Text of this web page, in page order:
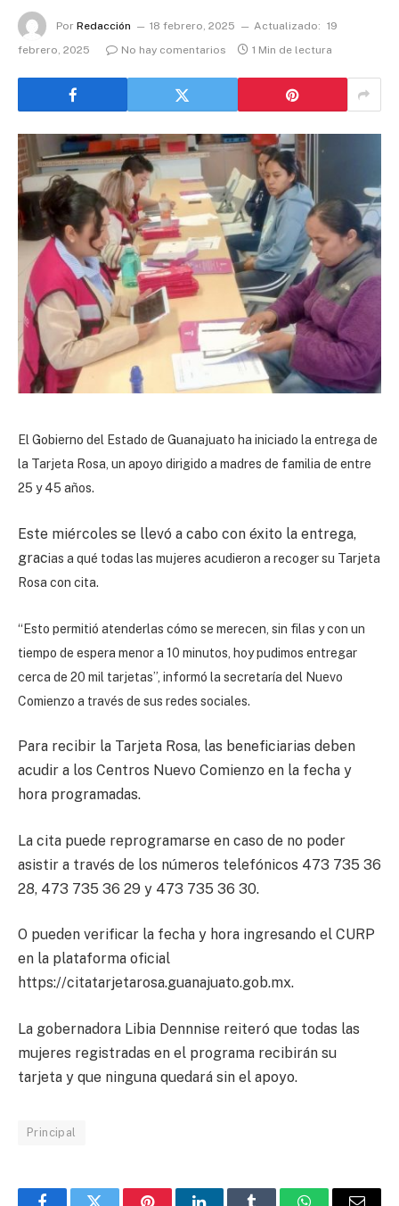
Por Redacción 18 febrero, 2025 Actualizado: 19
febrero, 2025
No hay comentarios 1 Min de lectura
El Gobierno del Estado de Guanajuato ha iniciado la entrega de
la Tarjeta Rosa, un apoyo dirigido a madres de familia de entre
25 y 45 años.
Este miércoles se llevó a cabo con éxito la entrega,
gracias a qué todas las mujeres acudieron a recoger su Tarjeta
Rosa con cita.
“Esto permitió atenderlas cómo se merecen, sin filas y con un
tiempo de espera menor a 10 minutos, hoy pudimos entregar
cerca de 20 mil tarjetas”, informó la secretaría del Nuevo
Comienzo a través de sus redes sociales.
Para recibir la Tarjeta Rosa, las beneficiarias deben
acudir a los Centros Nuevo Comienzo en la fecha y
hora programadas.
La cita puede reprogramarse en caso de no poder
asistir a través de los números telefónicos 473 735 36
28, 473 735 36 29 y 473 735 36 30.
O pueden verificar la fecha y hora ingresando el CURP
en la plataforma oficial
https://citatarjetarosa.guanajuato.gob.mx.
La gobernadora Libia Dennnise reiteró que todas las
mujeres registradas en el programa recibirán su
tarjeta y que ninguna quedará sin el apoyo.
Principal